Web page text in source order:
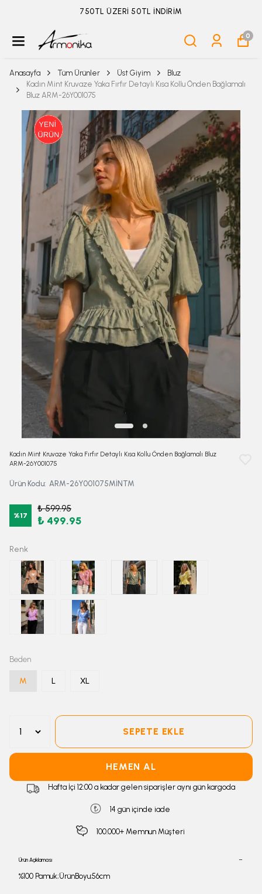
ÜYELİKSİZ SİPARİŞ İADE TALEBİ İÇİN TIKLA
0
Anasayfa Tüm Ürünler Üst Giyim
Bluz
Kadın Mint Kruvaze Yaka Fırfır Detaylı Kısa Kollu Önden Bağlamalı
Bluz ARM-26Y001075
Kadın Mint Kruvaze Yaka Fırfır Detaylı Kısa Kollu Önden Bağlamalı Bluz
ARM-26Y001075
Ürün Kodu: ARM-26Y001075MİNTM
%17
₺ 599.95
₺ 499.95
Renk
Beden
M L XL
SEPETE EKLE
HEMEN AL
Hafta İçi 12:00 a kadar gelen siparişler aynı gün kargoda
14 gün içinde iade
100.000+ Memnun Müşteri
Ürün Açıklaması
%100 Pamuk;ÜrünBoyu:56cm